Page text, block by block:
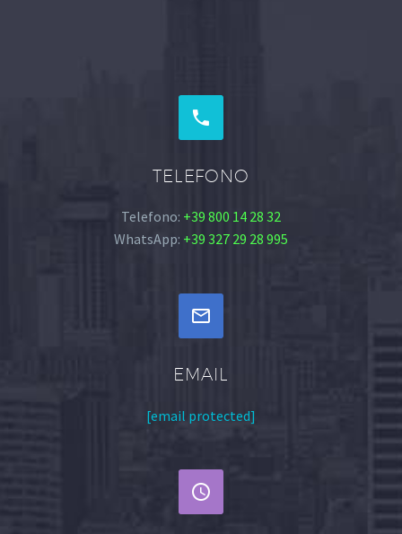


TELEFONO
Telefono: +39 800 14 28 32
WhatsApp: +39 327 29 28 995


EMAIL
[email protected]

